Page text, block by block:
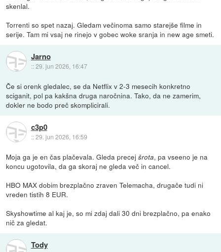
skenlal.
Torrenti so spet nazaj. Gledam večinoma samo starejše filme in
serije. Tam mi vsaj ne rinejo v gobec woke sranja in new age smeti.
Jarno
::29. jun 2026, 16:47
Če si orenk gledalec, se da Netflix v 2-3 mesecih konkretno
sciganit, pol pa kakšna druga naročnina. Tako, da ne zamerim,
dokler ne bodo preč skomplicirali.
c3p0
::29. jun 2026, 16:59
Moja ga je en čas plačevala. Gleda precejšrota, pa vseeno je na
koncu ugotovila, da ga skoraj ne gleda več in cancel.
HBO MAX dobim brezplačno zraven Telemacha, drugače tudi ni
vreden tistih 8 EUR.
Skyshowtime al kaj je, so mi zdaj dali 30 dni brezplačno, pa enako
nič za gledat.
Tody